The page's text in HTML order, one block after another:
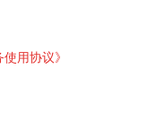
用协议》